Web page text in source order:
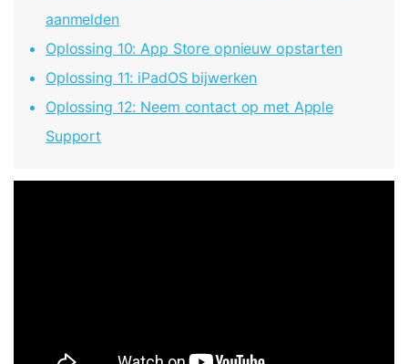
aanmelden
Oplossing 10: App Store opnieuw opstarten
Oplossing 11: iPadOS bijwerken
Oplossing 12: Neem contact op met Apple
Support